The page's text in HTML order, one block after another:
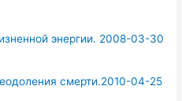
энергии. 2008-03-30
смерти.2010-04-25